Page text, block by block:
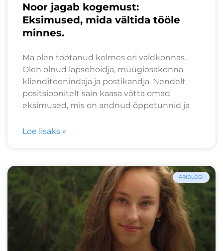
Noor jagab kogemust:
Eksimused, mida vältida tööle
minnes.
Ma olen töötanud kolmes eri valdkonnas.
Olen olnud lapsehoidja, müügiosakonna
klienditeenindaja ja postikandja. Nendelt
positsioonitelt sain kaasa võtta omad
eksimused, mis on andnud õppetunnid ja
Loe lisaks »
ÄRIBLOGI